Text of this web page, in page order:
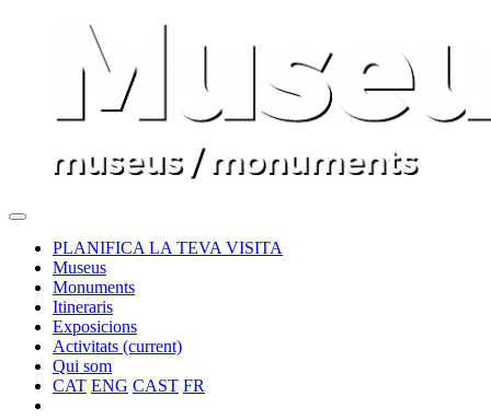
PLANIFICA LA TEVA VISITA
Museus
Monuments
Itineraris
Exposicions
Activitats (current)
Qui som
CAT ENG CAST FR